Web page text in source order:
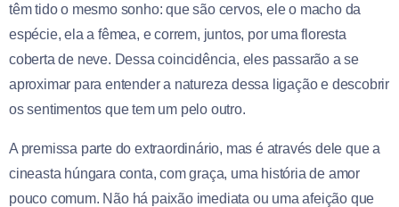
têm tido o mesmo sonho: que são cervos, ele o macho da
espécie, ela a fêmea, e correm, juntos, por uma floresta
coberta de neve. Dessa coincidência, eles passarão a se
aproximar para entender a natureza dessa ligação e descobrir
os sentimentos que tem um pelo outro.
A premissa parte do extraordinário, mas é através dele que a
cineasta húngara conta, com graça, uma história de amor
pouco comum. Não há paixão imediata ou uma afeição que